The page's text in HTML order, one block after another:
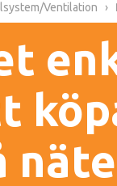
Ventilation